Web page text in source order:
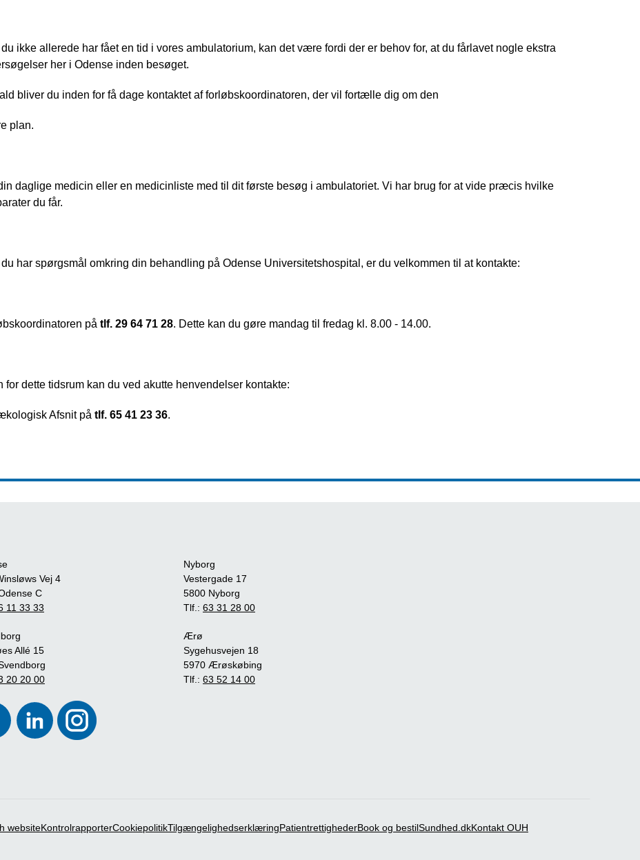
ikke allerede har fået en tid i vores ambulatorium, kan det være fordi der er behov for, at du fårlavet nogle ekstra
her i Odense inden besøget.
fald bliver du inden for få dage kontaktet af forløbskoordinatoren, der vil fortælle dig om den
plan.
daglige medicin eller en medicinliste med til dit første besøg i ambulatoriet. Vi har brug for at vide præcis hvilke
du får.
du har spørgsmål omkring din behandling på Odense Universitetshospital, er du velkommen til at kontakte:
på tlf. 29 64 71 28. Dette kan du gøre mandag til fredag kl. 8.00 - 14.00.
for dette tidsrum kan du ved akutte henvendelser kontakte:
Afsnit på tlf. 65 41 23 36.
Vej 4
C
11 33 33
Allé 15
20 20 00
Nyborg
Vestergade 17
5800 Nyborg
Tlf.: 63 31 28 00
Ærø
Sygehusvejen 18
5970 Ærøskøbing
Tlf.: 63 52 14 00
websiteKontrolrapporterCookiepolitikTilgængelighedserklæringPatientrettighederBook og bestilSundhed.dkKontakt OUH